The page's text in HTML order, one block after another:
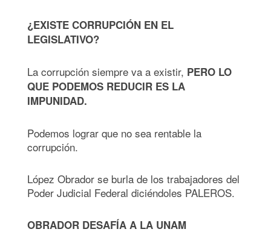
¿EXISTE CORRUPCIÓN EN EL
LEGISLATIVO?
La corrupción siempre va a existir, PERO LO
QUE PODEMOS REDUCIR ES LA
IMPUNIDAD.
Podemos lograr que no sea rentable la
corrupción.
López Obrador se burla de los trabajadores del
Poder Judicial Federal diciéndoles PALEROS.
OBRADOR DESAFÍA A LA UNAM